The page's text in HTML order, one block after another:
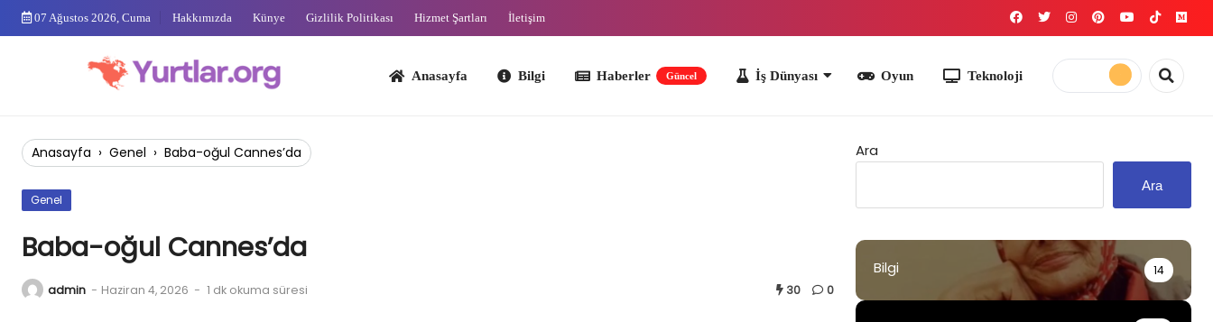
Skip
07 Ağustos 2026, Cuma Hakkımızda Künye Gizlilik Politikası Hizmet Şartları İletişim
Anasayfa Haberler İş Dünyası Teknoloji
Anasayfa › Genel › Baba-oğul Cannes’da
Genel
Baba-oğul Cannes’da
admin - Haziran 4, 2026 - 1 dk okuma süresi 30 0
Ara
Ara
Bilgi 14